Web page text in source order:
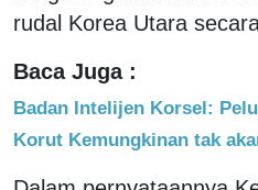
rudal Korea Utara
Baca Juga :
Badan Intelijen Korsel:
Korut Kemungkinan tak